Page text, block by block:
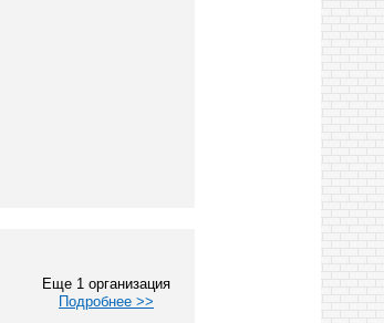
Еще 1 организация
Подробнее >>